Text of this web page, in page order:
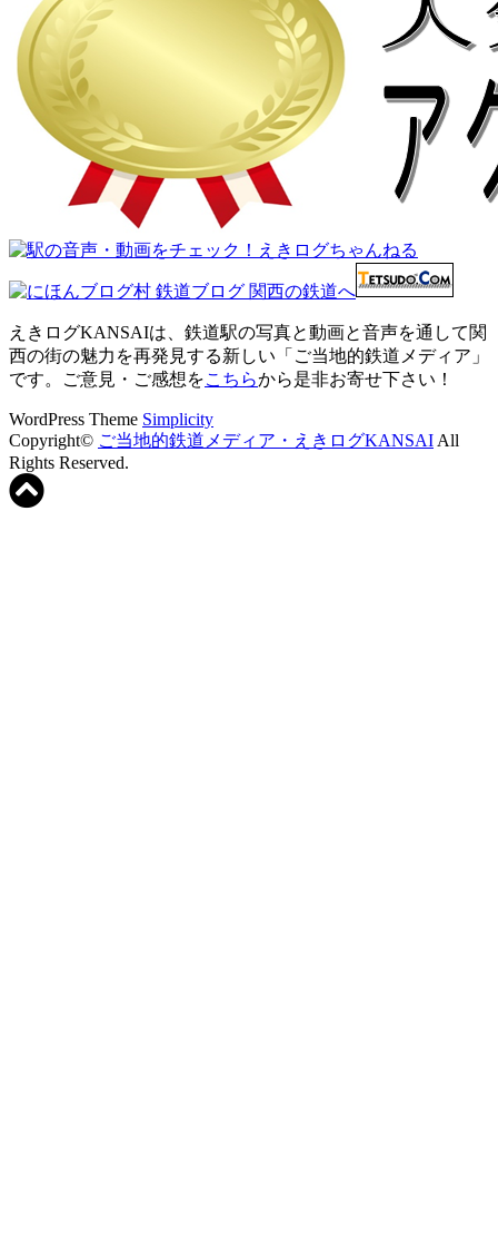
えきログKANSAIは、鉄道駅の写真と動画と音声を通して関
西の街の魅力を再発見する新しい「ご当地的鉄道メディア」
です。ご意見・ご感想をこちらから是非お寄せ下さい！
WordPress Theme Simplicity
Copyright© ご当地的鉄道メディア・えきログKANSAI All
Rights Reserved.